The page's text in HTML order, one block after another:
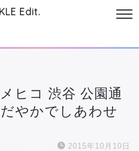
Edit.
ヒコ 渋谷 公園通
やかでしあわせ
2015年10月10日